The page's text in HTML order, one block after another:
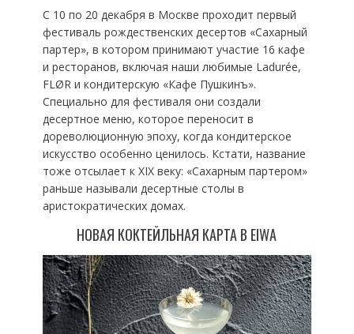
С 10 по 20 декабря в Москве проходит первый
фестиваль рождественских десертов «Сахарный
партер», в котором принимают участие 16 кафе
и ресторанов, включая наши любимые Ladurée,
FLØR и кондитерскую «Кафе Пушкинъ».
Специально для фестиваля они создали
десертное меню, которое переносит в
дореволюционную эпоху, когда кондитерское
искусство особенно ценилось. Кстати, название
тоже отсылает к XIX веку: «Сахарным партером»
раньше называли десертные столы в
аристократических домах.
НОВАЯ КОКТЕЙЛЬНАЯ КАРТА В EIWA